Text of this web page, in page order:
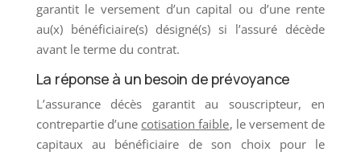
garantit le versement d’un capital ou d’une rente
au(x) bénéficiaire(s) désigné(s) si l’assuré décède
avant le terme du contrat.
La réponse à un besoin de prévoyance
L’assurance décès garantit au souscripteur, en
contrepartie d’une cotisation faible, le versement de
capitaux au bénéficiaire de son choix pour le